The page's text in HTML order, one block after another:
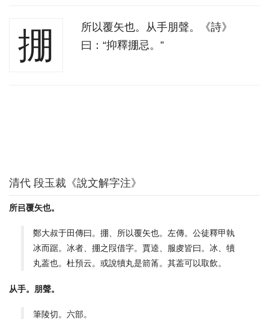
掤
所以覆矢也。从手朋聲。《詩》
曰：“抑釋掤忌。”
清代 段玉裁《說文解字注》
所㠯覆矢也。
鄭大叔于田傳曰。掤、所以覆矢也。左傳。公徒釋甲執
冰而踞。冰者、掤之叚借字。賈逵、服䖍皆曰。冰、犢
丸葢也。杜預云。或說犢丸是箭筩。其葢可以取飲。
从手。朋聲。
筆陵切。六部。